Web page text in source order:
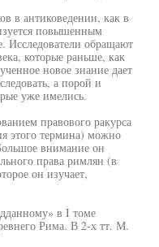
в антиковедении, как в
повышенным
Исследователи обращают
которые раньше, как
новое знание дает
а порой и
уже имелись.
правового ракурса
этого термина) можно
внимание он
права римлян (в
он изучает,
в I томе
Рима. В 2-х тт. М.